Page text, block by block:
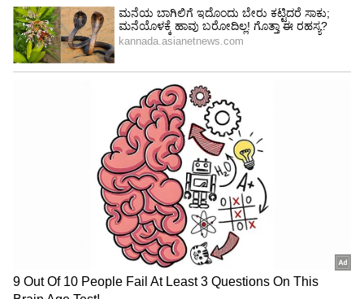
ಹಿಂದಿನ ಮಂಗಳವಾರ, ಟ್ವಿಟರ್ ಷೇರುಗಳು ಸ್ಟಾಕ್ ಮಾರುಕಟ್ಟೆ
ಮೊದಲ ಬಾರಿಗೆ ಮಟ್ಟಕ್ಕೆ ಕುಸಿದಿದ್ದವು, ಹೀಗಾಇ ಅವರು
ಮೂಲತಃ ಒಪ್ಪಿಕೊಂಡಂತೆ ಮಸ್ಕ್ $ 44 ಶತಕೋಟಿಗೆ
ಸ್ವಾಧೀನಪಡಿಸಿಕೊಳ್ಳುವುದು ಅಸಂಭವವಾಗಿದೆ ಸೂಚನೆ
ನೀಡಿತ್ತು ಎಂಬುದು ವಿಶ್ಲೇಷಕರ ಅಭಿಪ್ರಾಯ